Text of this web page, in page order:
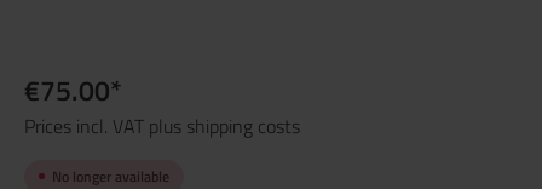
€75.00*
Prices incl. VAT plus shipping costs
No longer available